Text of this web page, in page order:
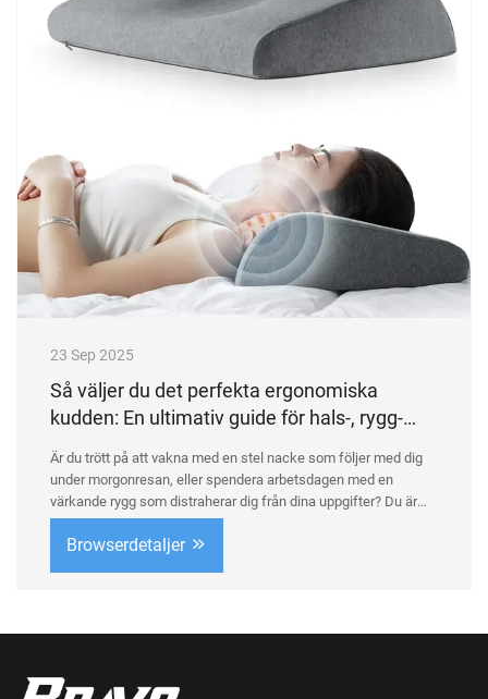
23 Sep 2025
Så väljer du det perfekta ergonomiska
kudden: En ultimativ guide för hals-, rygg-
och benstöd
Är du trött på att vakna med en stel nacke som följer med dig
under morgonresan, eller spendera arbetsdagen med en
värkande rygg som distraherar dig från dina uppgifter? Du är
inte ensam. I dagens snabba värld – där kontorsjobb, l...
Browserdetaljer